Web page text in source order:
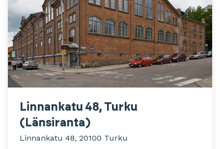
Linnankatu 48, Turku
(Länsiranta)
Linnankatu 48, 20100 Turku